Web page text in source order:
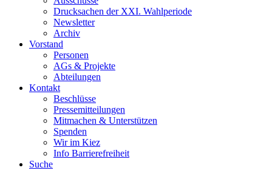
Drucksachen der XXI. Wahlperiode
Newsletter
Archiv
Vorstand
Personen
AGs & Projekte
Abteilungen
Kontakt
Beschlüsse
Pressemitteilungen
Mitmachen & Unterstützen
Spenden
Wir im Kiez
Info Barrierefreiheit
Suche